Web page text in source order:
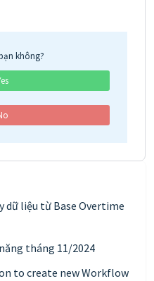
không?
dữ liệu từ Base Overtime
tháng 11/2024
to create new Workflow